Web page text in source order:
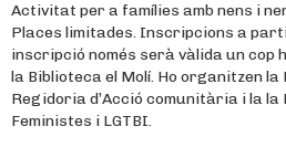
Activitat per a famílies amb nens i
Places limitades. Inscripcions a
inscripció només serà vàlida un
la Biblioteca el Molí. Ho organitzen la
Regidoria d’Acció comunitària i la
Feministes i LGTBI.